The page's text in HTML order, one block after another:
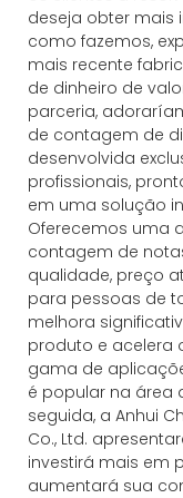
deseja obter mais
como fazemos,
mais recente
de dinheiro de
parceria,
de contagem de
desenvolvida
profissionais,
em uma solução
Oferecemos uma
contagem de
qualidade, preço
para pessoas de
melhora
produto e acelera
gama de
é popular na área
seguida, a Anhui
Co., Ltd.
investirá mais em
aumentará sua